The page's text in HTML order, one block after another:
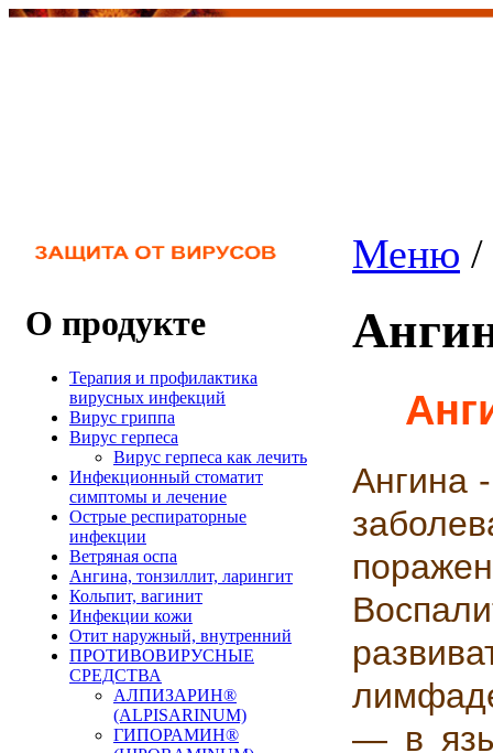
О продукте
Терапия и профилактика
вирусных инфекций
Вирус гриппа
Вирус герпеса
Вирус герпеса как лечить
Инфекционный стоматит
симптомы и лечение
Острые респираторные
инфекции
Ветряная оспа
Ангина, тонзиллит, ларингит
Кольпит, вагинит
Инфекции кожи
Отит наружный, внутренний
ПРОТИВОВИРУСНЫЕ
СРЕДСТВА
АЛПИЗАРИН®
(ALPISARINUM)
ГИПОРАМИН®
Меню /
Ангина
— в